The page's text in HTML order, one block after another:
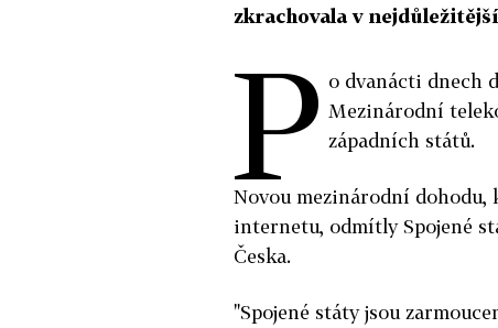
zkrachovala v
P o dvanácti dnech
Mezinárodní
západních států.
Novou mezinárodní
internetu, odmítly Spojené
Česka.
"Spojené státy jsou